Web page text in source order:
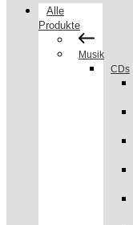
Alle
Produkte
Musik
CDs